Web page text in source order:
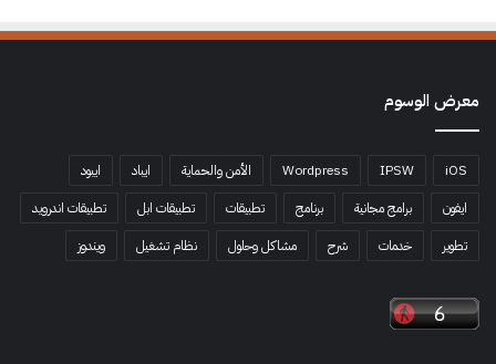
معرض الوسوم
iOS
IPSW
Wordpress الأمن والحماية ايباد
ايبود
ايفون
برامج مجانية برنامج تطبيقات تطبيقات ابل
تطبيقات اندرويد
تطوير
خدمات شرح مشاكل وحلول نظام تشغيل ويندوز